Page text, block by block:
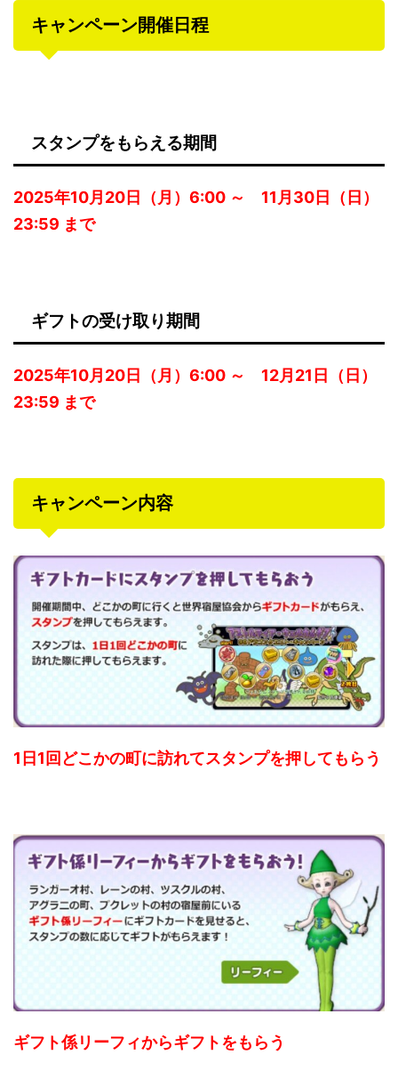
キャンペーン開催日程
スタンプをもらえる期間
2025年10月20日（月）6:00 ～ 11月30日（日）
23:59 まで
ギフトの受け取り期間
2025年10月20日（月）6:00 ～ 12月21日（日）
23:59 まで
キャンペーン内容
1日1回どこかの町に訪れてスタンプを押してもらう
ギフト係リーフィからギフトをもらう